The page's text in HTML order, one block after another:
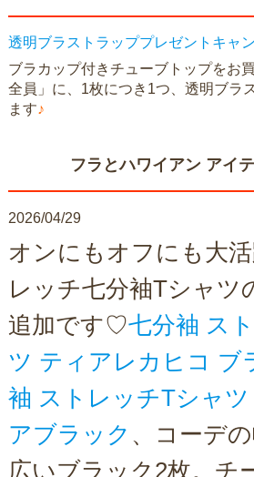
透明ブラストラッププレゼントキャ
ブラカップ付きチューブトップをお
全員」に、1枚につき1つ、透明ブラ
ます♪
フラとハワイアン アイ
2026/04/29
オンにもオフにも大
レッチ七分袖Tシャツ
追加です♡七分袖 ス
ツ ティアレカヒコ ブ
袖 ストレッチTシャ
アブラック 、コーデ
広いブラック2枚。チ